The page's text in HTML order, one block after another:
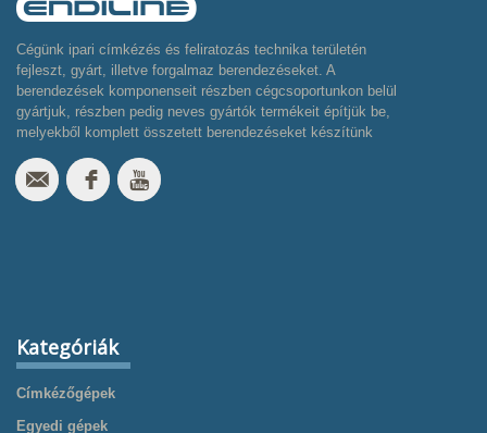
Cégünk ipari címkézés és feliratozás technika területén
fejleszt, gyárt, illetve forgalmaz berendezéseket. A
berendezések komponenseit részben cégcsoportunkon belül
gyártjuk, részben pedig neves gyártók termékeit építjük be,
melyekből komplett összetett berendezéseket készítünk
Kategóriák
Címkézőgépek
Egyedi gépek